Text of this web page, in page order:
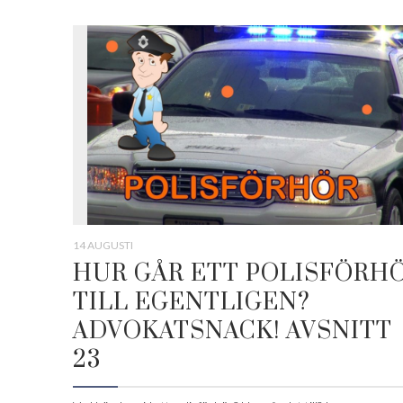
14 AUGUSTI
HUR GÅR ETT
TILL EGENTLIGEN?
ADVOKATSNACK! AVSNITT
23